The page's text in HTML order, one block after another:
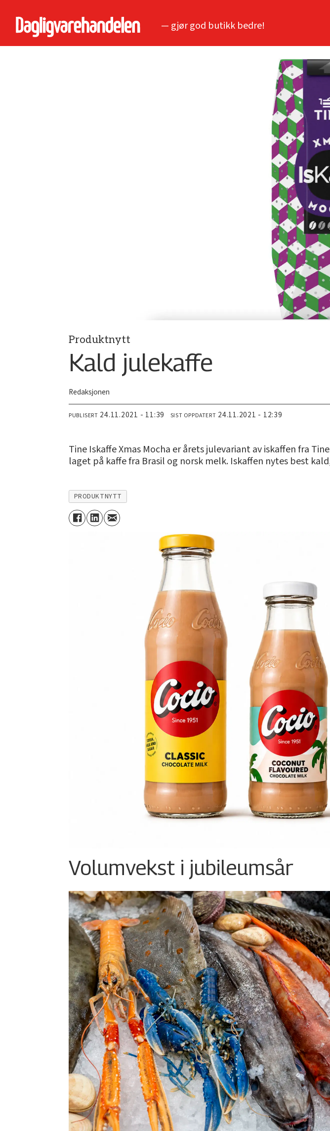
— gjør god butikk bedre!
Produktnytt
Kald julekaffe
Redaksjonen
PUBLISERT 24.11.2021 - 11:39 SIST OPPDATERT 24.11.2021 - 12:39
Tine Iskaffe Xmas Mocha er årets julevariant av iskaffen fra
laget på kaffe fra Brasil og norsk melk. Iskaffen nytes best
PRODUKTNYTT
Volumvekst i jubileumsår